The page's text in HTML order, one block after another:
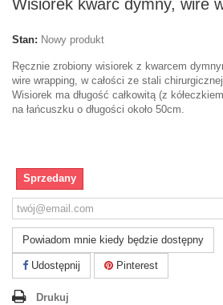
Wisiorek kwarc dymny, wire
Stan: Nowy produkt
Ręcznie zrobiony wisiorek z kwarcem
wire wrapping, w całości ze stali
Wisiorek ma długość całkowitą (z
na łańcuszku o długości około 50cm.
Sprzedany
Powiadom mnie kiedy będzie dostępny
Udostępnij Pinterest
Drukuj